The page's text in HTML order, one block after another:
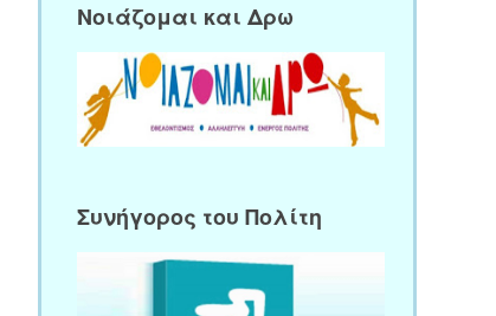
Νοιάζομαι και Δρω
Συνήγορος του Πολίτη